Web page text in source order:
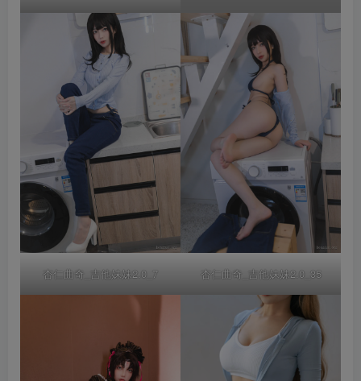
杏仁曲奇_吉他妹妹2.0_7 杏仁曲奇_吉他妹妹2.0_35